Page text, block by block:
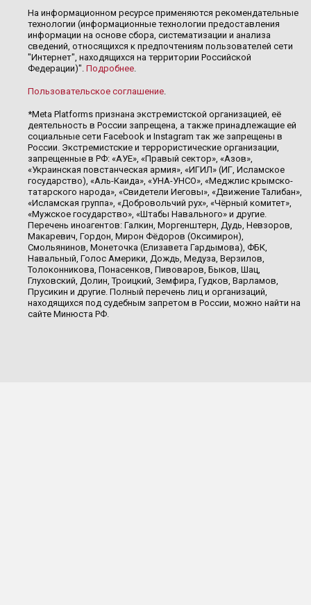
На информационном ресурсе применяются рекомендательные
технологии (информационные технологии предоставления
информации на основе сбора, систематизации и анализа
сведений, относящихся к предпочтениям пользователей сети
"Интернет", находящихся на территории Российской
Федерации)". Подробнее.
Пользовательское соглашение.
*Meta Platforms признана экстремистской организацией, её
деятельность в России запрещена, а также принадлежащие ей
социальные сети Facebook и Instagram так же запрещены в
России. Экстремистские и террористические организации,
запрещенные в РФ: «АУЕ», «Правый сектор», «Азов»,
«Украинская повстанческая армия», «ИГИЛ» (ИГ, Исламское
государство), «Аль-Каида», «УНА-УНСО», «Меджлис крымско-
татарского народа», «Свидетели Иеговы», «Движение Талибан»,
«Исламская группа», «Добровольчий рух», «Чёрный комитет»,
«Мужское государство», «Штабы Навального» и другие.
Перечень иноагентов: Галкин, Моргенштерн, Дудь, Невзоров,
Макаревич, Гордон, Мирон Фёдоров (Оксимирон),
Смольянинов, Монеточка (Елизавета Гардымова), ФБК,
Навальный, Голос Америки, Дождь, Медуза, Верзилов,
Толоконникова, Понасенков, Пивоваров, Быков, Шац,
Глуховский, Долин, Троицкий, Земфира, Гудков, Варламов,
Прусикин и другие. Полный перечень лиц и организаций,
находящихся под судебным запретом в России, можно найти на
сайте Минюста РФ.